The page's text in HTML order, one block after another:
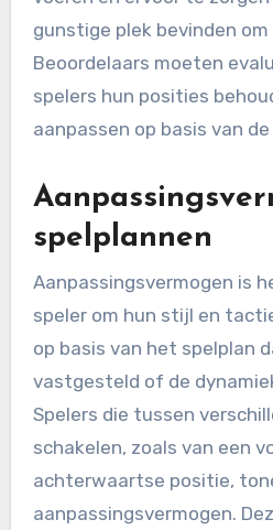
gunstige plek bevinden
Beoordelaars moeten
spelers hun posities
aanpassen op basis van
spelplannen
Aanpassingsvermogen is
speler om hun stijl en
op basis van het spelplan
vastgesteld of de
Spelers die tussen
schakelen, zoals van een
achterwaartse positie,
aanpassingsvermogen.